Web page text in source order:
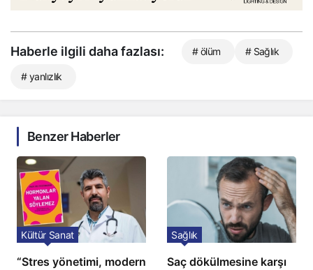
Haberle ilgili daha fazlası: # ölüm # Sağlık
# yanlızlık
Benzer Haberler
“Stres yönetimi, modern
Kültür Sanat
Saç dökülmesine karşı
Sağlık